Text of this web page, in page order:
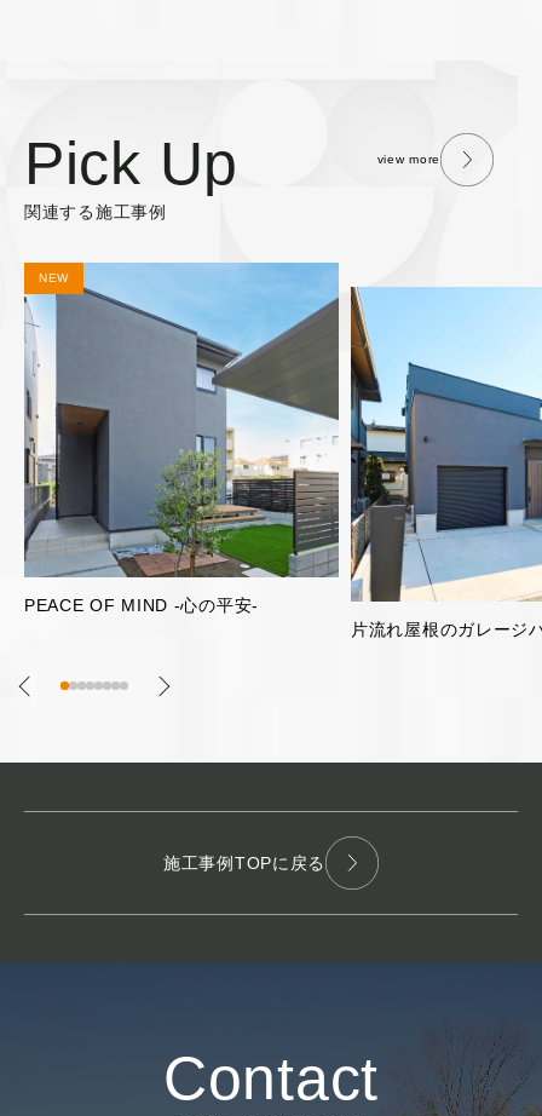
Pick Up
関連する施工事例
view more
明るく開放的な2階リ
施工事例TOPに戻る
Contact